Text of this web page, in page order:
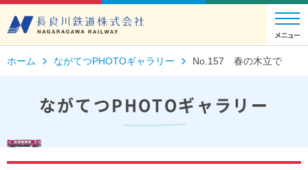
ホーム ながてつPHOTOギャラリー No.157 春の木立で
ながてつPHOTOギャラリー